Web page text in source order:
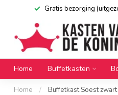
Gratis bezorging
Home Buffetkasten
Home / Buffetkast Soest